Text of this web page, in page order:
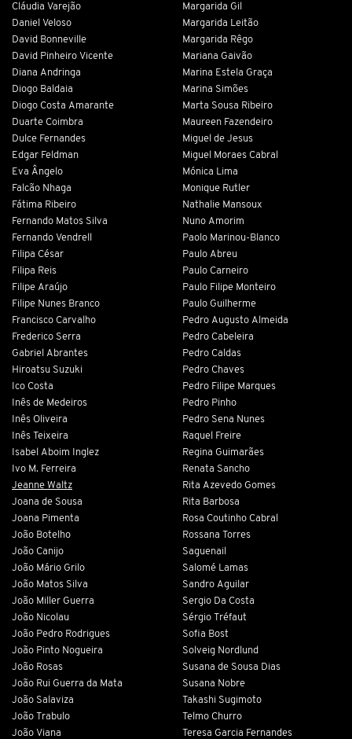
Cláudia Varejão
Daniel Veloso
David Bonneville
David Pinheiro Vicente
Diana Andringa
Diogo Baldaia
Diogo Costa Amarante
Duarte Coimbra
Dulce Fernandes
Edgar Feldman
Eva Ângelo
Falcão Nhaga
Fátima Ribeiro
Fernando Matos Silva
Fernando Vendrell
Filipa César
Filipa Reis
Filipe Araújo
Filipe Nunes Branco
Francisco Carvalho
Frederico Serra
Gabriel Abrantes
Hiroatsu Suzuki
Ico Costa
Inês de Medeiros
Inês Oliveira
Inês Teixeira
Isabel Aboim Inglez
Ivo M. Ferreira
Jeanne Waltz
Joana de Sousa
Joana Pimenta
João Botelho
João Canijo
João Mário Grilo
João Matos Silva
João Miller Guerra
João Nicolau
João Pedro Rodrigues
João Pinto Nogueira
João Rosas
João Rui Guerra da Mata
João Salaviza
João Trabulo
João Viana
Margarida Gil
Margarida Leitão
Margarida Rêgo
Mariana Gaivão
Marina Estela Graça
Marina Simões
Marta Sousa Ribeiro
Maureen Fazendeiro
Miguel de Jesus
Miguel Moraes Cabral
Mónica Lima
Monique Rutler
Nathalie Mansoux
Nuno Amorim
Paolo Marinou-Blanco
Paulo Abreu
Paulo Carneiro
Paulo Filipe Monteiro
Paulo Guilherme
Pedro Augusto Almeida
Pedro Cabeleira
Pedro Caldas
Pedro Chaves
Pedro Filipe Marques
Pedro Pinho
Pedro Sena Nunes
Raquel Freire
Regina Guimarães
Renata Sancho
Rita Azevedo Gomes
Rita Barbosa
Rosa Coutinho Cabral
Rossana Torres
Saguenail
Salomé Lamas
Sandro Aguilar
Sergio Da Costa
Sérgio Tréfaut
Sofia Bost
Solveig Nordlund
Susana de Sousa Dias
Susana Nobre
Takashi Sugimoto
Telmo Churro
Teresa Garcia Fernandes